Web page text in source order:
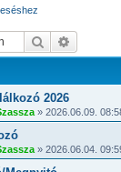
Keresés
2026
» 2026.06.09.
» 2026.06.04.